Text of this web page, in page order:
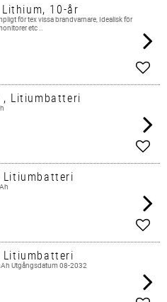
10-år
för tex vissa brandvarnare, Idealisk för
etc ..
, Litiumbatteri
Litiumbatteri
Litiumbatteri
Utgångsdatum 08-2032